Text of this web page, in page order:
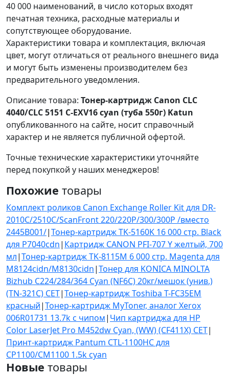
40 000 наименований, в число которых входят
печатная техника, расходные материалы и
сопутствующее оборудование.
Характеристики товара и комплектация, включая
цвет, могут отличаться от реального внешнего вида
и могут быть изменены производителем без
предварительного уведомления.
Описание товара: Тонер-картридж Canon CLC
4040/CLC 5151 C-EXV16 cyan (туба 550г) Katun
опубликованного на сайте, носит справочный
характер и не является публичной офертой.
Точные технические характеристики уточняйте
перед покупкой у наших менеджеров!
Похожие товары
Комплект роликов Canon Exchange Roller Kit для DR-
2010C/2510C/ScanFront 220/220P/300/300P /вместо
2445B001/|Тонер-картридж TK-5160K 16 000 стр. Black
для P7040cdn| Картридж CANON PFI-707 Y желтый, 700
мл|Тонер-картридж TK-8115M 6 000 стр. Magenta для
M8124cidn/M8130cidn|Тонер для KONICA MINOLTA
Bizhub C224/284/364 Cyan (NF6C) 20кг/мешок (унив.)
(TN-321C) CET|Тонер-картридж Toshiba T-FC35EM
красный|Тонер-картридж MyToner, аналог Xerox
006R01731 13.7k с чипом| Чип картриджа для HP
Color LaserJet Pro M452dw Cyan, (WW) (CF411X) CET|
Принт-картридж Pantum CTL-1100HC для
CP1100/CM1100 1.5k cyan
Новые товары